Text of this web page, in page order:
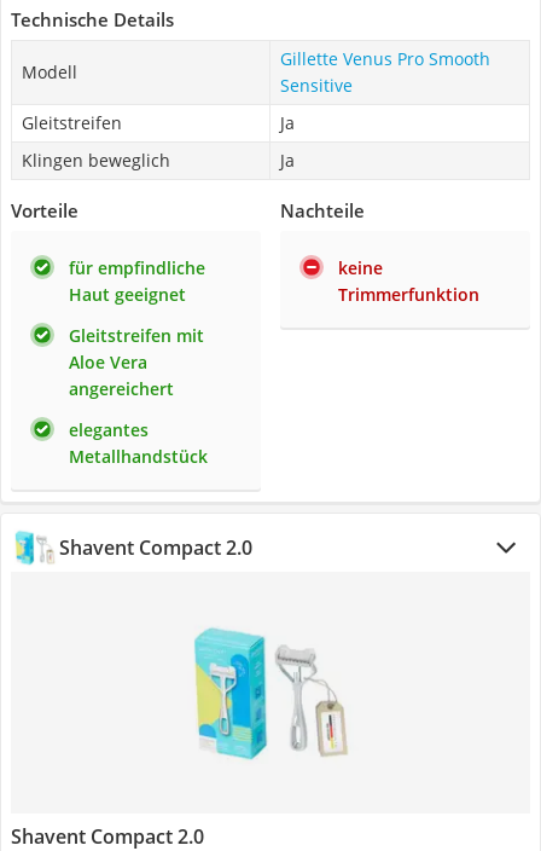
Technische Details
Modell
Gillette Venus Pro Smooth
Sensitive
Gleitstreifen
Ja
Klingen beweglich
Ja
Vorteile
für empfindliche
Haut geeignet
Gleitstreifen mit
Aloe Vera
angereichert
elegantes
Metallhandstück
Nachteile
keine
Trimmerfunktion
Shavent Compact 2.0
Shavent Compact 2.0